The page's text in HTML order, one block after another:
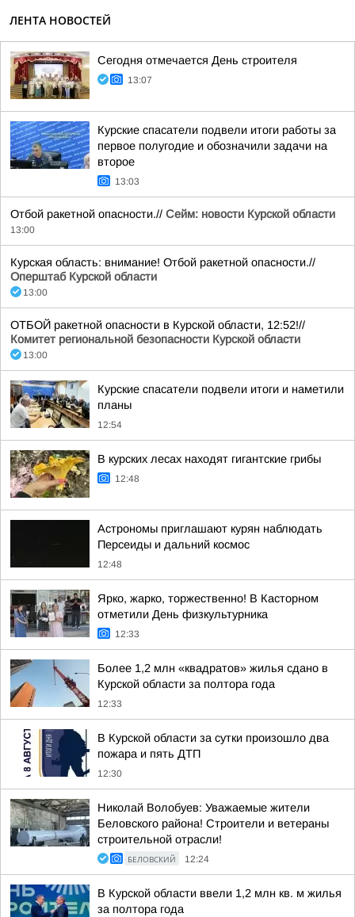
ЛЕНТА НОВОСТЕЙ
Сегодня отмечается День строителя
13:07
Курские спасатели подвели итоги работы за
первое полугодие и обозначили задачи на
второе
13:03
Отбой ракетной опасности.// Сейм: новости Курской области
13:00
Курская область: внимание! Отбой ракетной опасности.//
Оперштаб Курской области
13:00
ОТБОЙ ракетной опасности в Курской области, 12:52!//
Комитет региональной безопасности Курской области
13:00
Курские спасатели подвели итоги и наметили
планы
12:54
В курских лесах находят гигантские грибы
12:48
Астрономы приглашают курян наблюдать
Персеиды и дальний космос
12:48
Ярко, жарко, торжественно! В Касторном
отметили День физкультурника
12:33
Более 1,2 млн «квадратов» жилья сдано в
Курской области за полтора года
12:33
В Курской области за сутки произошло два
пожара и пять ДТП
12:30
Николай Волобуев: Уважаемые жители
Беловского района! Строители и ветераны
строительной отрасли!
БЕЛОВСКИЙ 12:24
В Курской области ввели 1,2 млн кв. м жилья
за полтора года